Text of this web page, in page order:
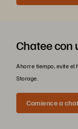
Chatee con
Ahorre tiempo, evite el
Storage.
Comience a